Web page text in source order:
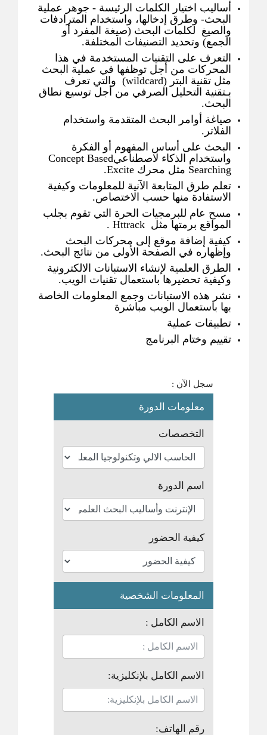
أساليب اختيار الكلمات الرئيسة - جوهر عملية
البحث- وطرق إدخالها، واستخدام المترادفات
والصيغ لكلمات البحث (صيغة المفرد أو
الجمع) وتحديد التصنيفات المختلفة.
التعرف على التقنيات المستخدمة في هذا
المحركات من أجل توظفها في عملية البحث
مثل تقنية البتر (wildcard) والتي تعرف
بـتقنية التحليل الصرفي من أجل توسيع نطاق
البحث.
صياغة أوامر البحث المتقدمة واستخدام
الفلاتر.
البحث على أساس المفهوم أو الفكرة
واستخدام الذكاء لاصطناعيConcept Based
Searching مثل محرك Excite.
تعلم طرق المتابعة الآنية للمعلومات وكيفية
الاستفادة منها حسب الاختصاص.
مسح عام للبرمجيات الحرة التي تقوم بجلب
المواقع برمتها مثل Httrack .
كيفية إضافة موقع إلى محركات البحث
وإظهاره في الصفحة الأولى من نتائج البحث.
الطرق العلمية لإنشاء الاستبانات الالكترونية
وكيفية تحضيرها باستعمال تقنيات الويب.
نشر هذه الاستبانات وجمع المعلومات الخاصة
بها باستعمال الويب مباشرة
تطبيقات عملية
تقييم وختام البرنامج
سجل الآن :
معلومات الدورة
التخصصات
اسم الدورة
كيفية الحضور
المعلومات الشخصية
الاسم الكامل :
الاسم الكامل بلإنكليزية:
رقم الهاتف: